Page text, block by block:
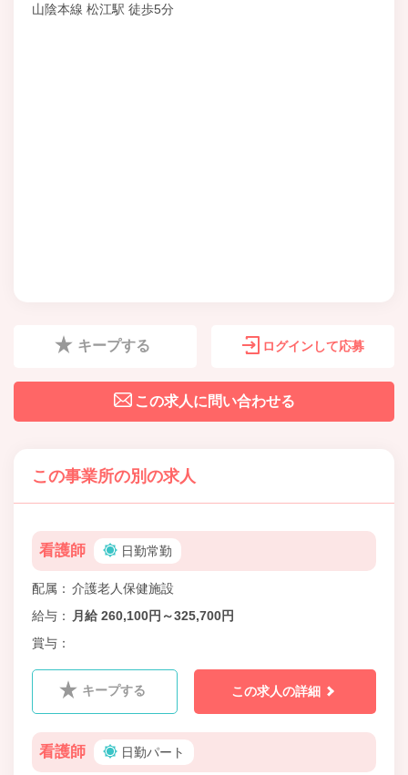
山陰本線 松江駅 徒歩5分
キープする ログインして応募
この求人に問い合わせる
この事業所の別の求人
看護師 日勤常勤
配属
介護老人保健施設
給与
月給 260,100円～325,700円
賞与
キープする この求人の詳細
看護師 日勤パート